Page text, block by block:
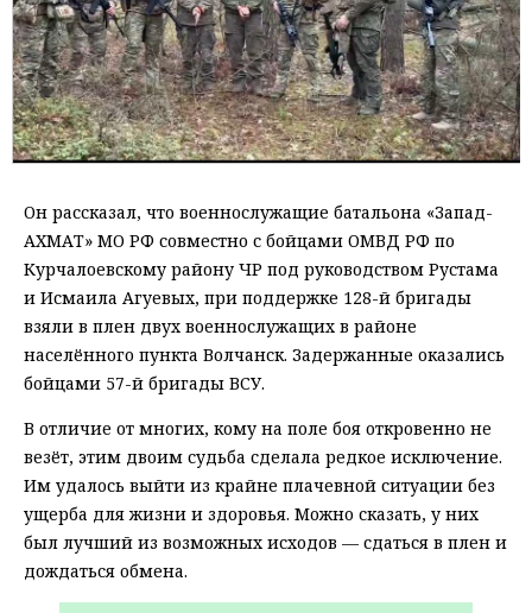
Он рассказал, что военнослужащие батальона «Запад-
АХМАТ» МО РФ совместно с бойцами ОМВД РФ по
Курчалоевскому району ЧР под руководством Рустама
и Исмаила Агуевых, при поддержке 128-й бригады
взяли в плен двух военнослужащих в районе
населённого пункта Волчанск. Задержанные оказались
бойцами 57-й бригады ВСУ.
В отличие от многих, кому на поле боя откровенно не
везёт, этим двоим судьба сделала редкое исключение.
Им удалось выйти из крайне плачевной ситуации без
ущерба для жизни и здоровья. Можно сказать, у них
был лучший из возможных исходов — сдаться в плен и
дождаться обмена.